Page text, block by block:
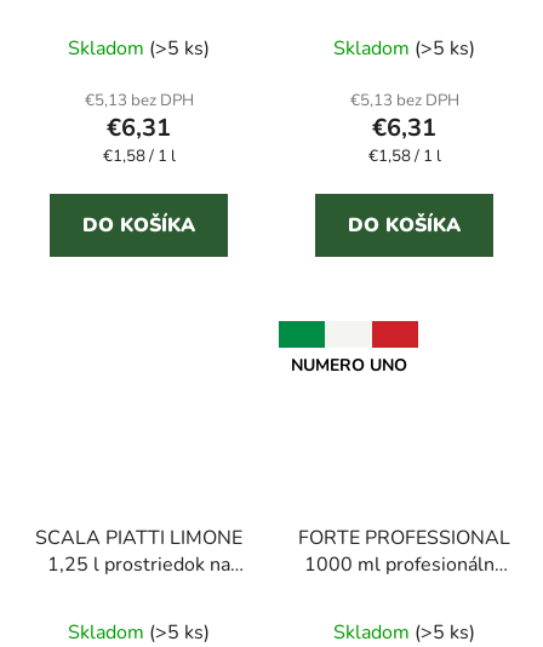
na podlahy
hodnotenie
produktu
je
5,0
z
5
hviezdičiek.
Skladom (>5 ks)
€5,13 bez DPH
€6,31
Jednotková
€1,58 / 1 l
DO KOŠÍKA
hodnotenie
produktu
je
2,9
z
5
hviezdičiek.
Skladom (>5 ks)
€5,13 bez DPH
€6,31
Jednotková
€1,58 / 1 l
DO KOŠÍKA
SCALA PIATTI LIMONE
1,25 l prostriedok na
Skladom (>5 ks)
NUMERO UNO
FORTE PROFESSIONAL
1000 ml profesionálny
na IČO)
Skladom (>5 ks)